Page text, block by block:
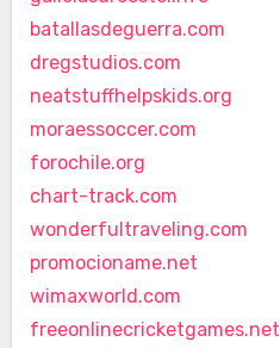
batallasdeguerra.com
dregstudios.com
neatstuffhelpskids.org
moraessoccer.com
forochile.org
chart-track.com
wonderfultraveling.com
promocioname.net
wimaxworld.com
freeonlinecricketgames.net